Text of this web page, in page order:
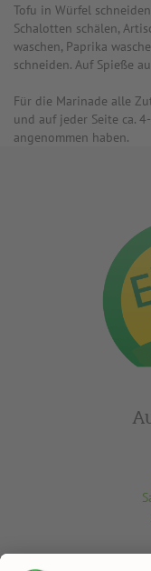
Tofu in Würfel
Schalotten schälen,
waschen, Paprika
schneiden. Auf Spieße
Für die Marinade alle
und auf jeder Seite ca.
angenommen haben.